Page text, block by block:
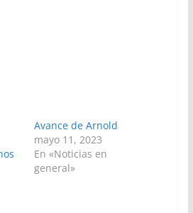
Avance de Arnold
mayo 11, 2023
En «Noticias en
general»